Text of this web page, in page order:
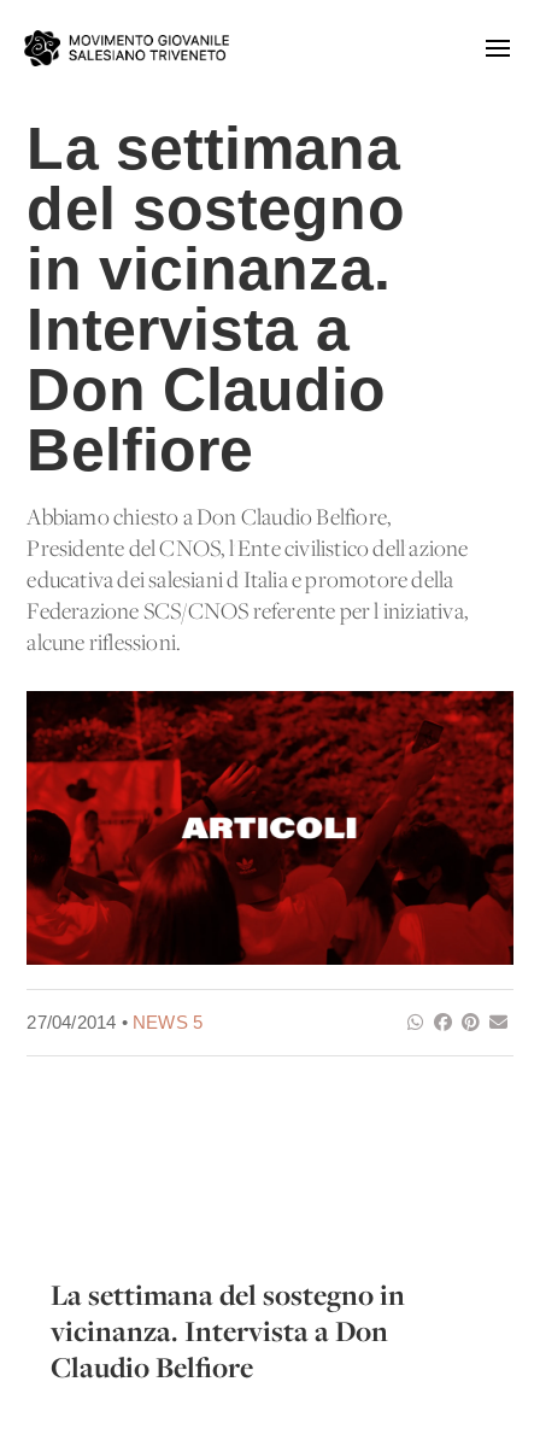
La settimana
del sostegno
in vicinanza.
Intervista a
Don Claudio
Belfiore
Abbiamo chiesto a Don Claudio Belfiore,
Presidente del CNOS, l'Ente civilistico dell'azione
educativa dei salesiani d'Italia e promotore della
Federazione SCS/CNOS referente per l'iniziativa,
alcune riflessioni.
27/04/2014 • NEWS 5
La settimana del sostegno in
vicinanza. Intervista a Don
Claudio Belfiore